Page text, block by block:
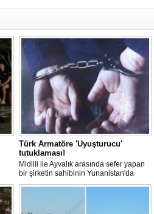
Türk Armatöre 'Uyuşturucu'
tutuklaması!
Midilli ile Ayvalık arasında sefer yapan
bir şirketin sahibinin Yunanistan'da
tutuklandığı bildirildi.